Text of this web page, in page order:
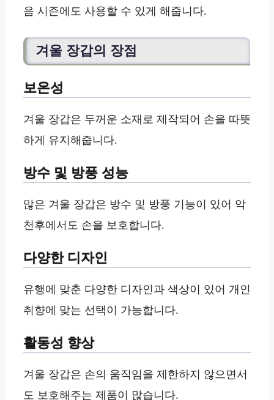
음 시즌에도 사용할 수 있게 해줍니다.
겨울 장갑의 장점
보온성
겨울 장갑은 두꺼운 소재로 제작되어 손을 따뜻
하게 유지해줍니다.
방수 및 방풍 성능
많은 겨울 장갑은 방수 및 방풍 기능이 있어 악
천후에서도 손을 보호합니다.
다양한 디자인
유행에 맞춘 다양한 디자인과 색상이 있어 개인
취향에 맞는 선택이 가능합니다.
활동성 향상
겨울 장갑은 손의 움직임을 제한하지 않으면서
도 보호해주는 제품이 많습니다.